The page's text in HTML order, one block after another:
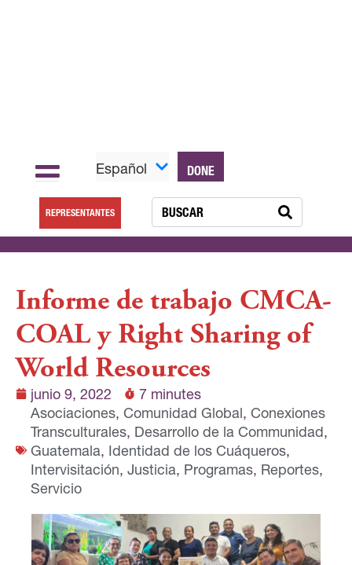
Español DONE
REPRESENTANTES
Informe de trabajo CMCA-
COAL y Right Sharing of
World Resources
junio 9, 2022
7 minutes
Asociaciones, Comunidad Global, Conexiones
Transculturales, Desarrollo de la Communidad,
Guatemala, Identidad de los Cuáqueros,
Intervisitación, Justicia, Programas, Reportes,
Servicio